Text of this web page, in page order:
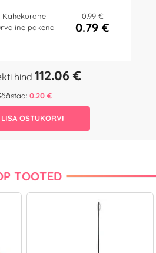
Kahekordne
pakend
0.99 €
0.79 €
hind 112.06 €
0.20 €
LISA OSTUKORVI
TOOTED